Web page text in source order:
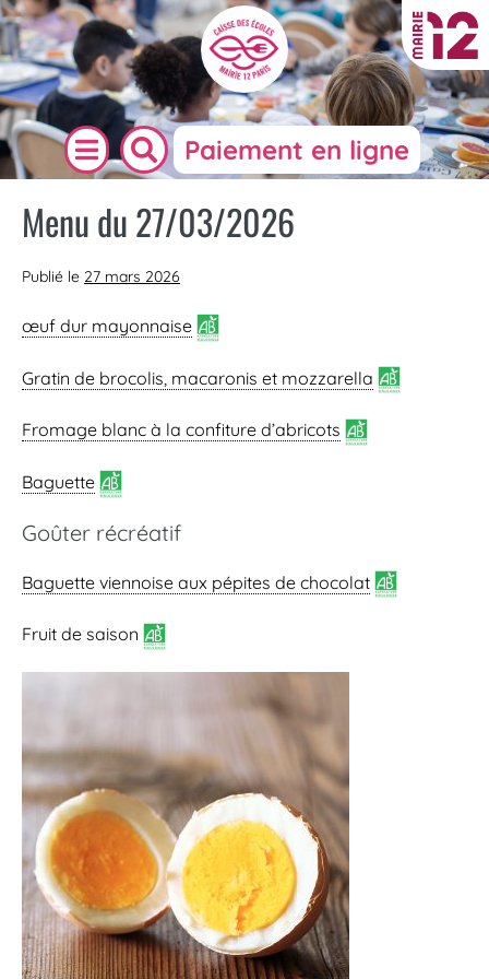
Paiement en ligne
Menu du 27/03/2026
Publié le 27 mars 2026
œuf dur mayonnaise
Gratin de brocolis , macaronis et mozzarella
Fromage blanc à la confiture d’abricots
Baguette
Goûter récréatif
Baguette viennoise aux pépites de chocolat
Fruit de saison